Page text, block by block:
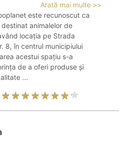
Arată mai multe >>
este recunoscut ca
animalelor de
locația pe Strada
8, în centrul municipiului
acestui spațiu s-a
de a oferi produse și
...